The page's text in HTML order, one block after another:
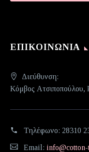
ΕΠΙΚΟΙΝΩΝΊΑ
Διεύθυνση:
Κόμβος Ατσιποπούλου,
Τηλέφωνο: 28310
Email: